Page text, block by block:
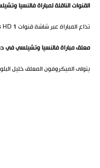
القنوات الناقلة لمباراة فالنسيا
تذاع المباراة عبر شاشة قنوات beIN Sports HD 1
معلق مباراة فالنسيا وتشيلسي في
يتولى الميكروفون المعلق خليل